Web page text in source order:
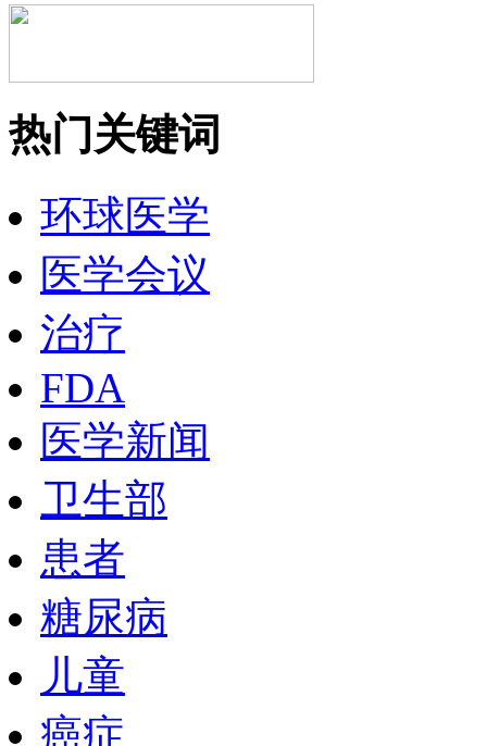
热门关键词
环球医学
医学会议
治疗
FDA
医学新闻
卫生部
患者
糖尿病
儿童
癌症